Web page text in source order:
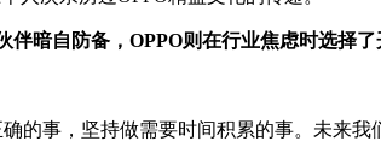
暗自防备，OPPO则在行业焦虑时选择了
的事，坚持做需要时间积累的事。未来